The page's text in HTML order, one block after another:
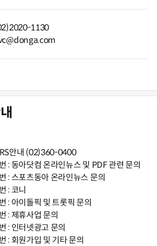
1130
안내 (02)360-0400
: 동아닷컴 온라인뉴스 및 PDF 관련 문의
: 스포츠동아 온라인뉴스 문의
: 코니
: 아이돌픽 및 트롯픽 문의
: 제휴사업 문의
: 인터넷광고 문의
: 회원가입 및 기타 문의